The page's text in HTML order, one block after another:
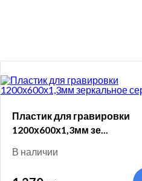
Пластик для гравировки
1200х600х1,3мм зе...
В наличии